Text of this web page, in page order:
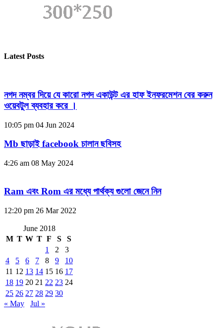
Latest Posts
নগদ নম্বর দিয়ে যে কারো নগদ একাউন্ট এর হাফ ইনফরমেশন বের করুন
ওয়েবটুল ব্যবহার করে ।
10:05 pm 04 Jun 2024
Mb ছাড়াই facebook চালান ছবিসহ
4:26 am 08 May 2024
Ram এবং Rom এর মধ্যে পার্থক্য গুলো জেনে নিন
12:20 pm 26 Mar 2022
June 2018
M T W T F S
S
1
2
3
4
5 6 7 8 9
10
11 12 13 14 15 16 17
18 19 20 21 22 23 24
25 26 27 28 29 30
« May
Jul »